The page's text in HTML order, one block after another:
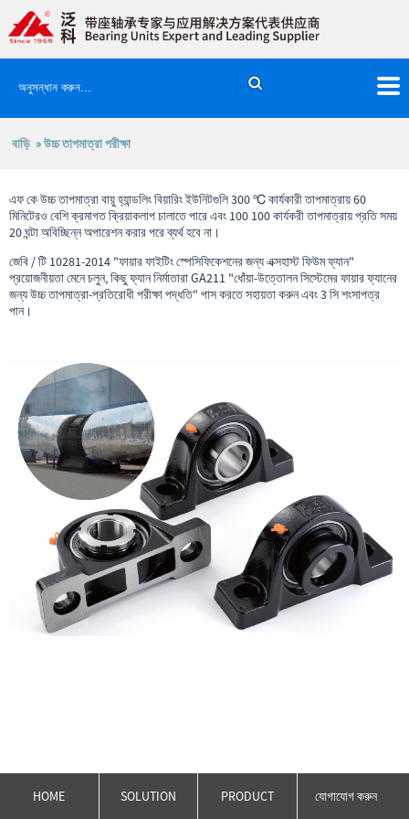
বাড়ি » উচ্চ তাপমাত্রা পরীক্ষা
এফ কে উচ্চ তাপমাত্রা বায়ু হ্যান্ডলিং বিয়ারিং ইউনিটগুলি 300 ℃ কার্যকারী তাপমাত্রায় 60
মিনিটেরও বেশি ক্রমাগত ক্রিয়াকলাপ চালাতে পারে এবং 100 100 কার্যকরী তাপমাত্রায় প্রতি সময়
20 ঘন্টা অবিচ্ছিন্ন অপারেশন করার পরে ব্যর্থ হবে না।
জেবি / টি 10281-2014 "ফায়ার ফাইটিং স্পেসিফিকেশনের জন্য এক্সহাস্ট ফিউম ফ্যান"
প্রয়োজনীয়তা মেনে চলুন, কিছু ফ্যান নির্মাতারা GA211 "ধোঁয়া-উত্তোলন সিস্টেমের ফায়ার ফ্যানের
জন্য উচ্চ তাপমাত্রা-প্রতিরোধী পরীক্ষা পদ্ধতি" পাস করতে সহায়তা করুন এবং 3 সি শংসাপত্র
পান।
HOME SOLUTION PRODUCT যোগাযোগ করুন